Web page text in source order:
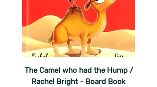
The Camel who had the Hump /
Rachel Bright - Board Book